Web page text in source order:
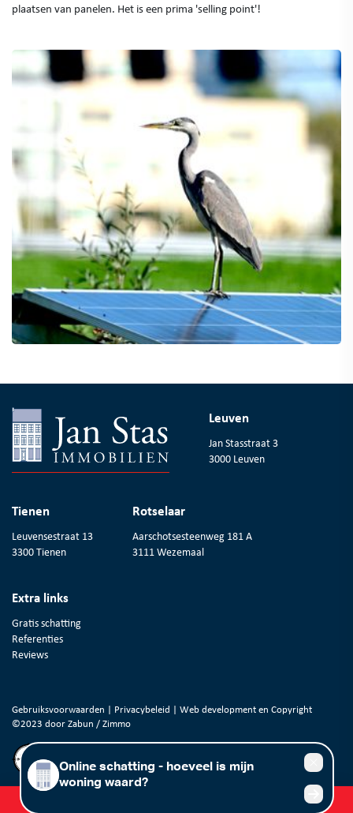
plaatsen van panelen. Het is een prima 'selling point'!
Leuven
Jan Stasstraat 3
3000 Leuven
Tienen
Leuvensestraat 13
3300 Tienen
Rotselaar
Aarschotsesteenweg 181 A
3111 Wezemaal
Extra links
Gratis schatting
Referenties
Reviews
Gebruiksvoorwaarden | Privacybeleid | Web development en Copyright
©2023 doorZabun /Zimmo